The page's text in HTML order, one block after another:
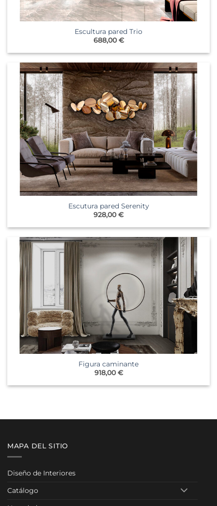
Escultura pared Trio
688,00€
Escutura pared Serenity
928,00€
Figura caminante
918,00€
MAPA DEL SITIO
Diseño de Interiores
Catálogo